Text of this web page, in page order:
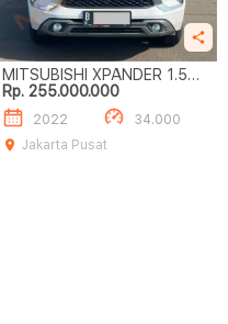
MITSUBISHI XPANDER 1.5L
ULTIMATE A/T
Rp. 255.000.000
2022
34.000
Jakarta Pusat